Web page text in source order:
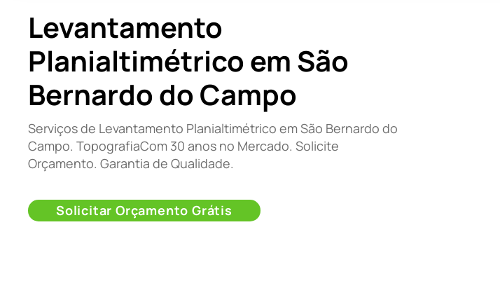
Levantamento
Planialtimétrico em São
Bernardo do Campo
Serviços de Levantamento Planialtimétrico em São Bernardo do
Campo. TopografiaCom 30 anos no Mercado. Solicite
Orçamento. Garantia de Qualidade.
Solicitar Orçamento Grátis